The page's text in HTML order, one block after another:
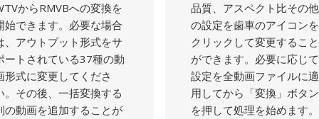
からRMVBへの変換を
始できます。必要な場合
、アウトプット形式をサ
ートされている37種の動
形式に変更してくださ
。その後、一括変換する
の動画を追加することが
品質、アスペクト比その他
の設定を歯車のアイコンを
クリックして変更すること
ができます。必要に応じて
設定を全動画ファイルに適
用してから「変換」ボタン
を押して処理を始めます。